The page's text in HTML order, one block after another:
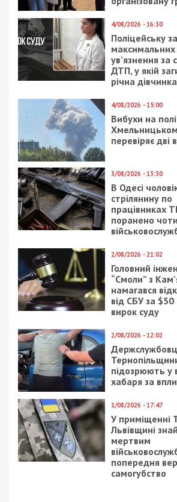
7/08/2026 - 13:30
Лікар з Дніпропетровщини
вивезення військовослужбовця з
ПОПУЛЯРНІ НОВИНИ
7/08/2026 - 15:00
На
чоловік з
обліку, а
знищили, щоб
сліди
5/08/2026 - 21:31
Представився